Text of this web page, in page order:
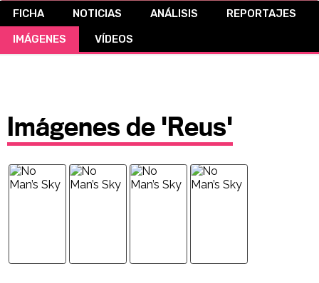
CÓMICS
FICHA NOTICIAS ANÁLISIS
REPORTAJES
IMÁGENES
VÍDEOS
Imágenes de 'Reus'